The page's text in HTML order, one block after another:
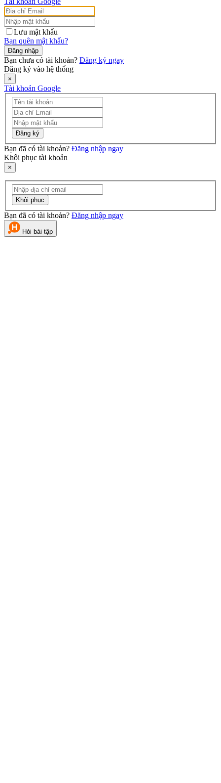
Lưu mật khẩu
Bạn quên mật khẩu?
Đăng nhập
Bạn chưa có tài khoản? Đăng ký ngay
Đăng ký vào hệ thống
×
Tài khoản Google
Đăng ký
Bạn đã có tài khoản? Đăng nhập ngay
Khôi phục tài khoản
×
Khôi phục
Bạn đã có tài khoản? Đăng nhập ngay
Hỏi bài tập